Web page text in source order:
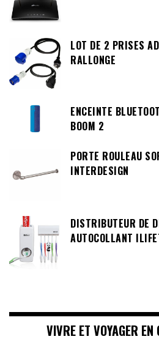
LOT DE 2 PRISES
RALLONGE
ENCEINTE
BOOM 2
PORTE ROULEAU
INTERDESIGN
DISTRIBUTEUR DE
AUTOCOLLANT
VIVRE ET VOYAGER